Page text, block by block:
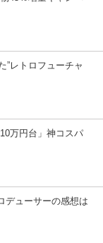
”レトロフューチャ
万円台」神コスパ
デューサーの感想は